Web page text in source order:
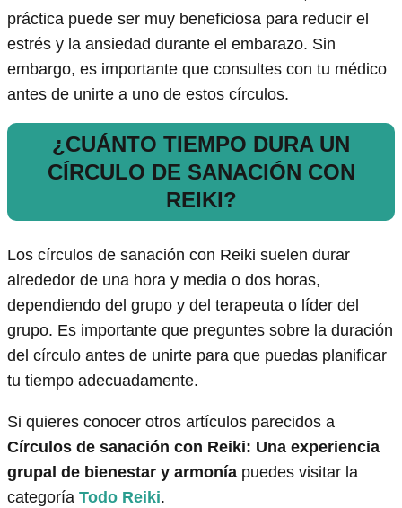
práctica puede ser muy beneficiosa para reducir el
estrés y la ansiedad durante el embarazo. Sin
embargo, es importante que consultes con tu médico
antes de unirte a uno de estos círculos.
¿CUÁNTO TIEMPO DURA UN
CÍRCULO DE SANACIÓN CON
REIKI?
Los círculos de sanación con Reiki suelen durar
alrededor de una hora y media o dos horas,
dependiendo del grupo y del terapeuta o líder del
grupo. Es importante que preguntes sobre la duración
del círculo antes de unirte para que puedas planificar
tu tiempo adecuadamente.
Si quieres conocer otros artículos parecidos a
Círculos de sanación con Reiki: Una experiencia
grupal de bienestar y armonía puedes visitar la
categoría Todo Reiki.